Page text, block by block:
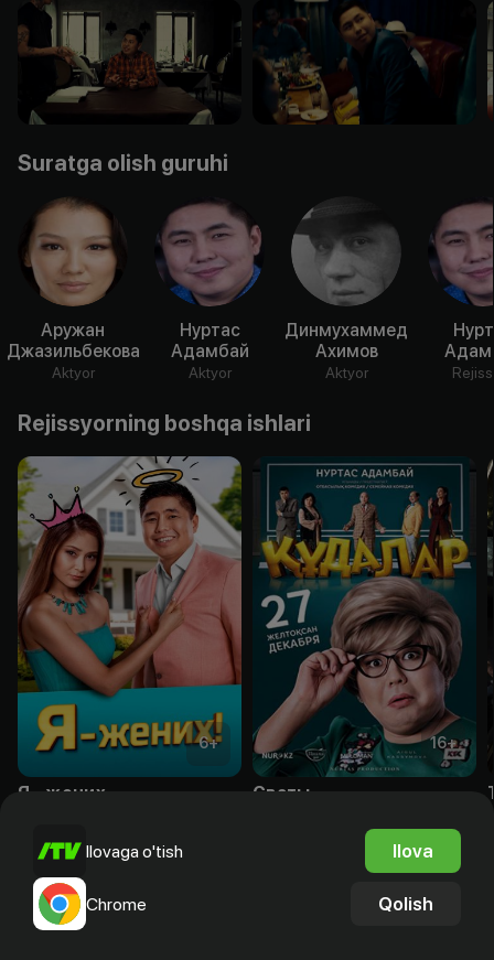
Suratga olish guruhi
Аружан
Джазильбекова
Aktyor
Нуртас
Адамбай
Aktyor
Динмухаммед
Ахимов
Aktyor
Rejissyorning boshqa ishlari
6+
Я – жених
16+
Сваты
Ilovaga o'tish Ilova
Chrome Qolish